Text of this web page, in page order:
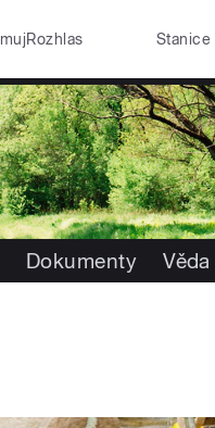
mujRozhlas Stanice
Dokumenty Věda